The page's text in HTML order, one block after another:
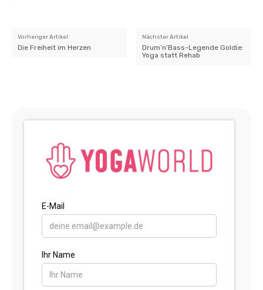
Vorheriger Artikel
Die Freiheit im Herzen
Nächster Artikel
Drum’n’Bass-Legende Goldie:
Yoga statt Rehab